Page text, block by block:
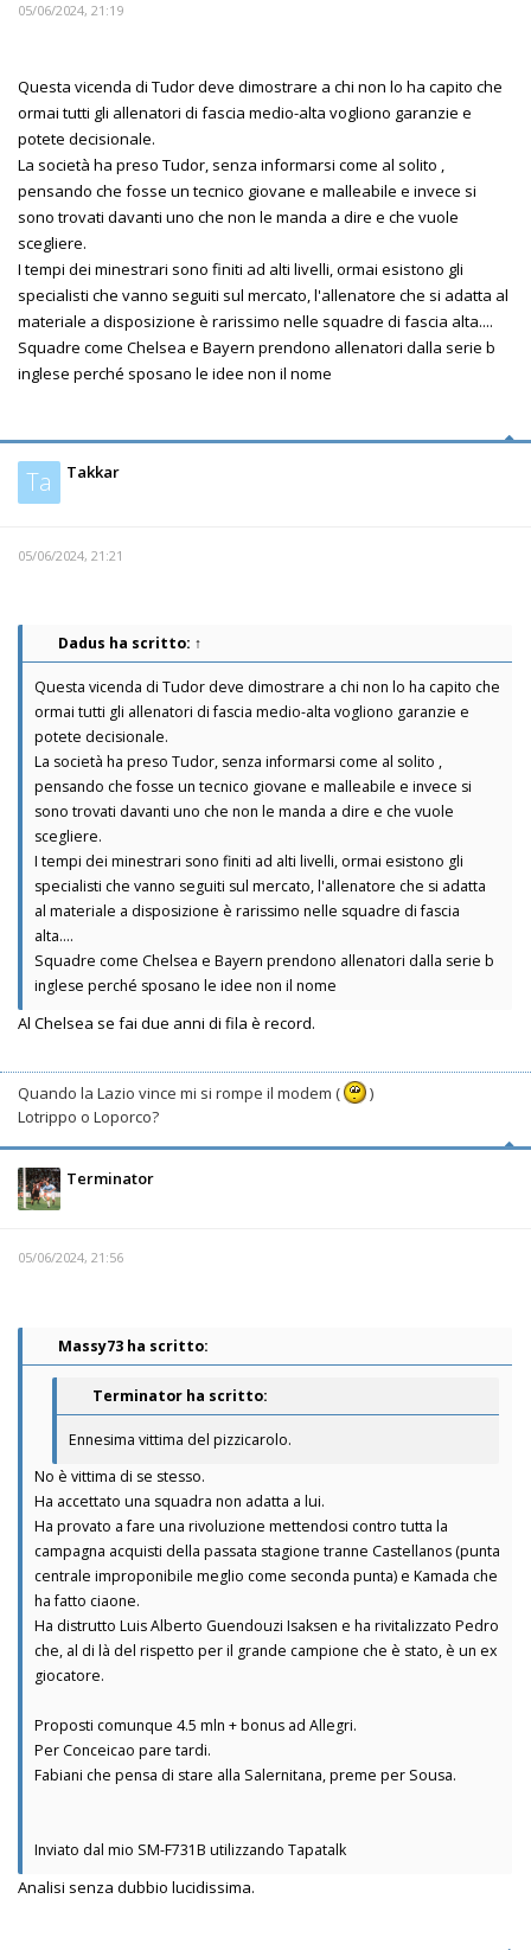
05/06/2024, 21:19
Questa vicenda di Tudor deve dimostrare a chi non lo ha capito che
ormai tutti gli allenatori di fascia medio-alta vogliono garanzie e
potete decisionale.
La società ha preso Tudor, senza informarsi come al solito ,
pensando che fosse un tecnico giovane e malleabile e invece si
sono trovati davanti uno che non le manda a dire e che vuole
scegliere.
I tempi dei minestrari sono finiti ad alti livelli, ormai esistono gli
specialisti che vanno seguiti sul mercato, l'allenatore che si adatta al
materiale a disposizione è rarissimo nelle squadre di fascia alta....
Squadre come Chelsea e Bayern prendono allenatori dalla serie b
inglese perché sposano le idee non il nome
Ta Takkar
05/06/2024, 21:21
Dadus ha scritto: ↑
Questa vicenda di Tudor deve dimostrare a chi non lo ha capito che
ormai tutti gli allenatori di fascia medio-alta vogliono garanzie e
potete decisionale.
La società ha preso Tudor, senza informarsi come al solito ,
pensando che fosse un tecnico giovane e malleabile e invece si
sono trovati davanti uno che non le manda a dire e che vuole
scegliere.
I tempi dei minestrari sono finiti ad alti livelli, ormai esistono gli
specialisti che vanno seguiti sul mercato, l'allenatore che si adatta
al materiale a disposizione è rarissimo nelle squadre di fascia
alta....
Squadre come Chelsea e Bayern prendono allenatori dalla serie b
inglese perché sposano le idee non il nome
Al Chelsea se fai due anni di fila è record.
Quando la Lazio vince mi si rompe il modem (
)
Lotrippo o Loporco?
Terminator
05/06/2024, 21:56
Massy73 ha scritto:
Terminator ha scritto:
Ennesima vittima del pizzicarolo.
No è vittima di se stesso.
Ha accettato una squadra non adatta a lui.
Ha provato a fare una rivoluzione mettendosi contro tutta la
campagna acquisti della passata stagione tranne Castellanos (punta
centrale improponibile meglio come seconda punta) e Kamada che
ha fatto ciaone.
Ha distrutto Luis Alberto Guendouzi Isaksen e ha rivitalizzato Pedro
che, al di là del rispetto per il grande campione che è stato, è un ex
giocatore.
Proposti comunque 4.5 mln + bonus ad Allegri.
Per Conceicao pare tardi.
Fabiani che pensa di stare alla Salernitana, preme per Sousa.
Inviato dal mio SM-F731B utilizzando Tapatalk
Analisi senza dubbio lucidissima.